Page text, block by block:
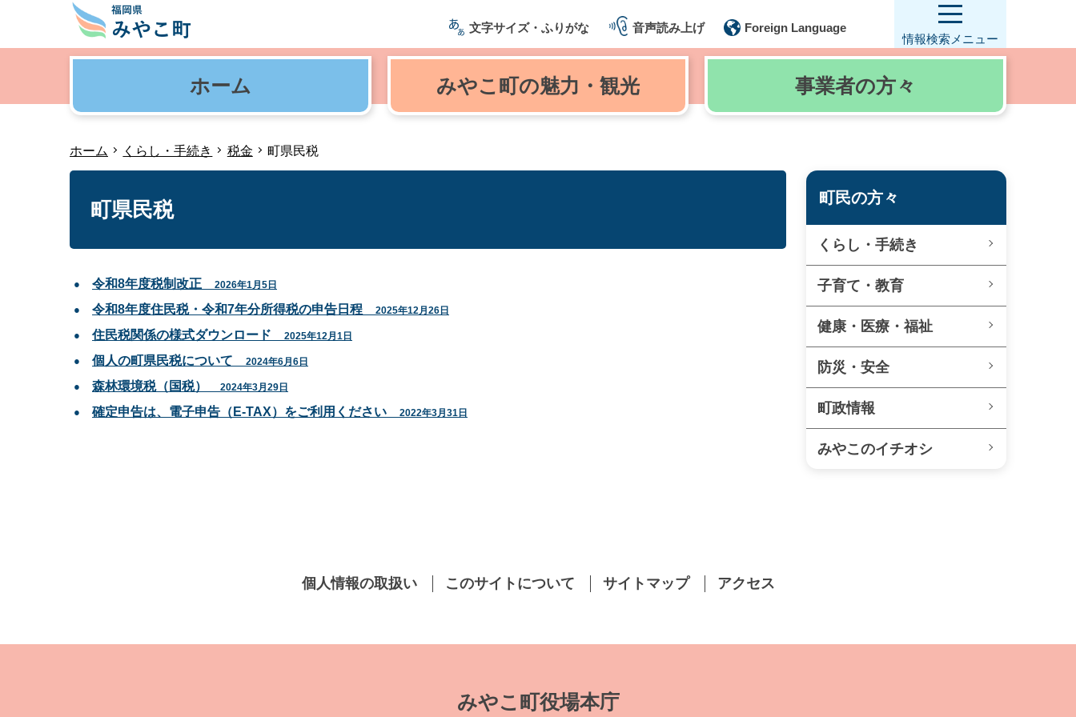
文字サイズ・ふりがな 音声読み上げ
Foreign Language
情報検索 メニュー
ホーム みやこ町の魅力・観光 事業者の方々
ホーム くらし・手続き 税金 町県民税
町県民税
令和8年度税制改正 2026年1月5日
令和8年度住民税・令和7年分所得税の申告日程 2025年12月26日
住民税関係の様式ダウンロード 2025年12月1日
個人の町県民税について 2024年6月6日
森林環境税（国税） 2024年3月29日
確定申告は、電子申告（E-TAX）をご利用ください 2022年3月31日
町民の方々
くらし・手続き
子育て・教育
健康・医療・福祉
防災・安全
町政情報
みやこのイチオシ
個人情報の取扱い このサイトについて サイトマップ アクセス
みやこ町役場本庁